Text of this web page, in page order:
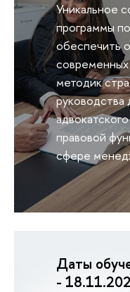
Уникальное
программы
обеспечить
методик
руководства
правовой
сфере
Даты
-